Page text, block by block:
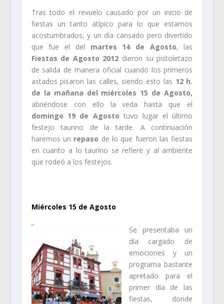
Tras todo el revuelo causado por un inicio de
fiestas un tanto atípico para lo que estamos
acostumbrados, y un día cansado pero divertido
que fue el del martes 14 de Agosto, las
Fiestas de Agosto 2012 dieron su pistoletazo
de salida de manera oficial cuando los primeros
astados pisaron las calles, siendo esto las 12 h.
de la mañana del miércoles 15 de Agosto,
abriéndose con ello la veda hasta que el
domingo 19 de Agosto tuvo lugar el último
festejo taurino de la tarde. A continuación
haremos un repaso de lo que fueron las fiestas
en cuanto a lo taurino se refiere y al ambiente
que rodeó a los festejos.
Miércoles 15 de Agosto
Se presentaba un
día cargado de
emociones y un
programa bastante
apretado para el
primer día de las
fiestas, donde